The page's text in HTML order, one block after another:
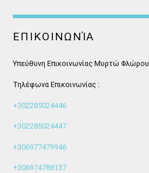
ΕΠΙΚΟΙΝΩΝΊΑ
Υπεύθυνη Επικοινωνίας Μυρτώ Φλώρου
Τηλέφωνα Επικοινωνίας :
+302285024446
+302285024447
+306977479946
+306974788137